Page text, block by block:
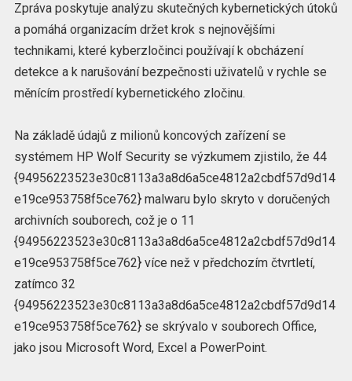
Zpráva poskytuje analýzu skutečných kybernetických útoků
a pomáhá organizacím držet krok s nejnovějšími
technikami, které kyberzločinci používají k obcházení
detekce a k narušování bezpečnosti uživatelů v rychle se
měnícím prostředí kybernetického zločinu.
Na základě údajů z milionů koncových zařízení se
systémem HP Wolf Security se výzkumem zjistilo, že 44
{94956223523e30c8113a3a8d6a5ce4812a2cbdf57d9d14
e19ce953758f5ce762} malwaru bylo skryto v doručených
archivních souborech, což je o 11
{94956223523e30c8113a3a8d6a5ce4812a2cbdf57d9d14
e19ce953758f5ce762} více než v předchozím čtvrtletí,
zatímco 32
{94956223523e30c8113a3a8d6a5ce4812a2cbdf57d9d14
e19ce953758f5ce762} se skrývalo v souborech Office,
jako jsou Microsoft Word, Excel a PowerPoint.